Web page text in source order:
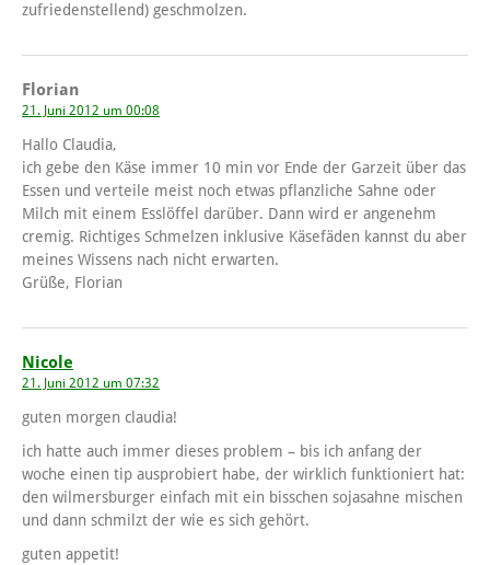
zufriedenstellend) geschmolzen.
Florian
21. Juni 2012 um 00:08
Hallo Claudia,
ich gebe den Käse immer 10 min vor Ende der Garzeit über das
Essen und verteile meist noch etwas pflanzliche Sahne oder
Milch mit einem Esslöffel darüber. Dann wird er angenehm
cremig. Richtiges Schmelzen inklusive Käsefäden kannst du aber
meines Wissens nach nicht erwarten.
Grüße, Florian
Nicole
21. Juni 2012 um 07:32
guten morgen claudia!
ich hatte auch immer dieses problem – bis ich anfang der
woche einen tip ausprobiert habe, der wirklich funktioniert hat:
den wilmersburger einfach mit ein bisschen sojasahne mischen
und dann schmilzt der wie es sich gehört.
guten appetit!